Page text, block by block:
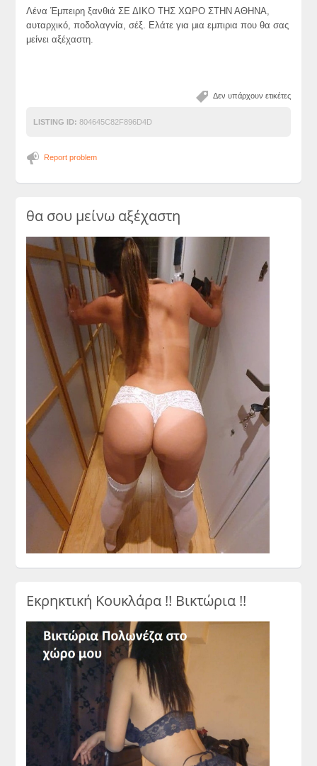
Λένα Έμπειρη ξανθιά ΣΕ ΔΙΚΟ ΤΗΣ ΧΩΡΟ ΣΤΗΝ ΑΘΗΝΑ,
αυταρχικό, ποδολαγνία, σέξ. Ελάτε για μια εμπιρια που θα σας
μείνει αξέχαστη.
Δεν υπάρχουν ετικέτες
LISTING ID: 804645C82F896D4D
Report problem
θα σου μείνω αξέχαστη
Εκρηκτική Κουκλάρα !! Βικτώρια !!